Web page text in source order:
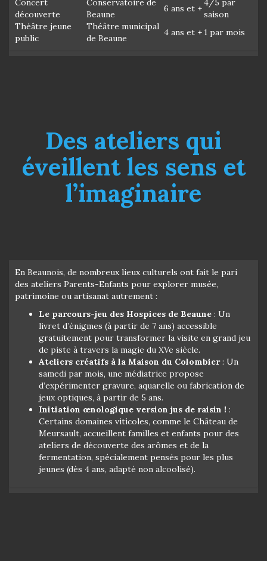
Concert
découverte
Conservatoire de
Beaune
6 ans et +
4/5 par
saison
Théâtre jeune
public
Théâtre municipal
de Beaune
4 ans et + 1 par mois
Des ateliers qui
éveillent les sens et
l’imaginaire
En Beaunois, de nombreux lieux culturels ont fait le pari
des ateliers Parents-Enfants pour explorer musée,
patrimoine ou artisanat autrement :
Le parcours-jeu des Hospices de Beaune : Un
livret d’énigmes (à partir de 7 ans) accessible
gratuitement pour transformer la visite en grand jeu
de piste à travers la magie du XVe siècle.
Ateliers créatifs à la Maison du Colombier: Un
samedi par mois, une médiatrice propose
d’expérimenter gravure, aquarelle ou fabrication de
jeux optiques, à partir de 5 ans.
Initiation œnologique version jus de raisin ! :
Certains domaines viticoles, comme le Château de
Meursault, accueillent familles et enfants pour des
ateliers de découverte des arômes et de la
fermentation, spécialement pensés pour les plus
jeunes (dès 4 ans, adapté non alcoolisé).